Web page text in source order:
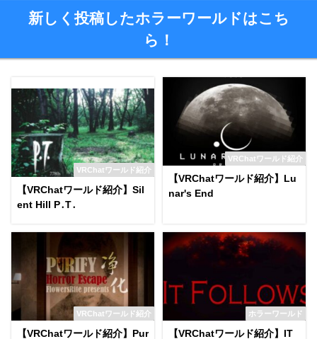
新しく投稿したホラーワールドはこち
ら！
VRChatワールド紹介
【VRChatワールド紹介】Sil
ent Hill P․T․
VRChatワールド紹介
【VRChatワールド紹介】Lu
nar's End
VRChatワールド紹介
【VRChatワールド紹介】Pur
ホラーワールド
【VRChatワールド紹介】IT